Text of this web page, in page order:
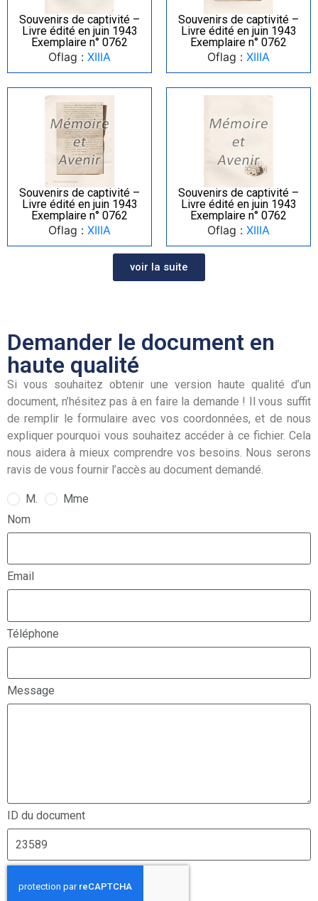
Souvenirs de captivité –
Livre édité en juin 1943
Exemplaire n° 0762
Oflag : XIIIA
Souvenirs de captivité –
Livre édité en juin 1943
Exemplaire n° 0762
Oflag : XIIIA
Souvenirs de captivité –
Livre édité en juin 1943
Exemplaire n° 0762
Oflag : XIIIA
Souvenirs de captivité –
Livre édité en juin 1943
Exemplaire n° 0762
Oflag : XIIIA
voir la suite
Demander le document en
haute qualité
Si vous souhaitez obtenir une version haute qualité d’un
document, n’hésitez pas à en faire la demande ! Il vous suffit
de remplir le formulaire avec vos coordonnées, et de nous
expliquer pourquoi vous souhaitez accéder à ce fichier. Cela
nous aidera à mieux comprendre vos besoins. Nous serons
ravis de vous fournir l’accès au document demandé.
M.
Mme
Nom
Email
Téléphone
Message
ID du document